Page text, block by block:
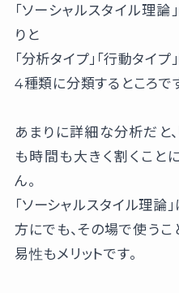
「ソーシャルスタイル理論
りと
「分析タイプ」「行動タイプ
4種類に分類するところで
あまりに詳細な分析だと
も時間も大きく割くこと
ん。
「ソーシャルスタイル理論
方にでも、その場で使う
易性もメリットです。